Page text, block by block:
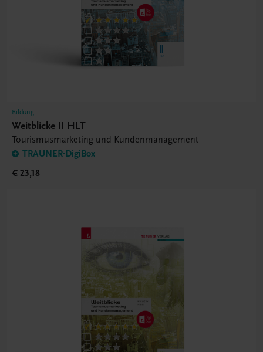
Bildung
Weitblicke II HLT
Tourismusmarketing und Kundenmanagement
TRAUNER-DigiBox
€ 23,18